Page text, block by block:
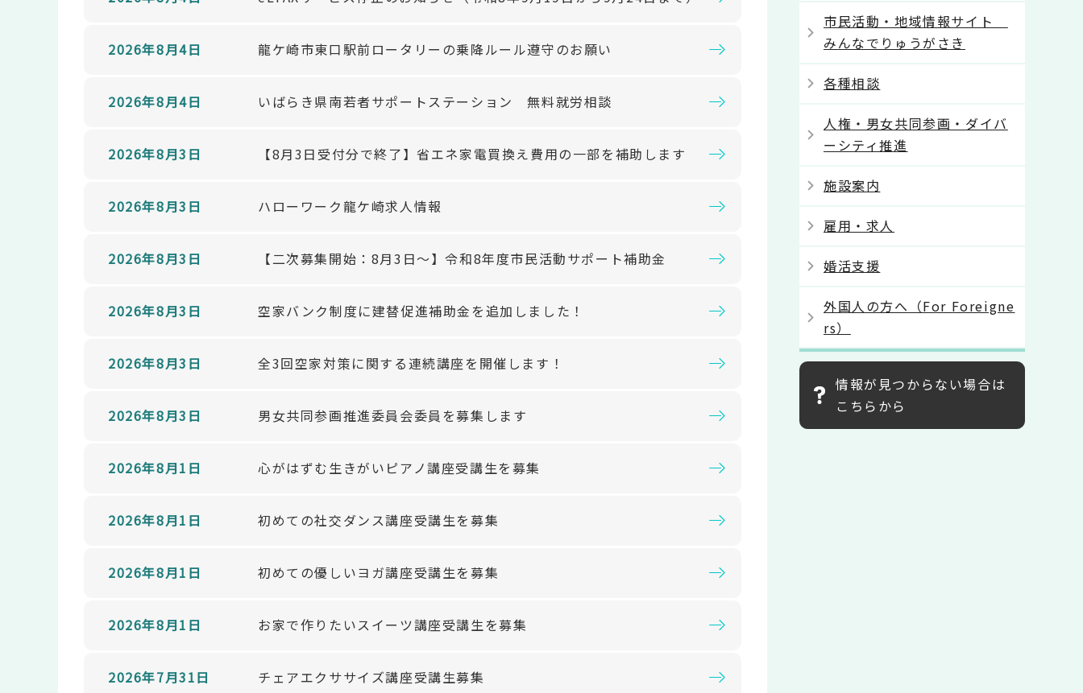
2026年8月4日 龍ケ崎市東口駅前ロータリーの乗降ルール遵守のお願い
2026年8月4日 いばらき県南若者サポートステーション 無料就労相談
2026年8月3日 【8月3日受付分で終了】省エネ家電買換え費用の一部を補助します
2026年8月3日 ハローワーク龍ケ崎求人情報
2026年8月3日 【二次募集開始：8月3日～】令和8年度市民活動サポート補助金
2026年8月3日 空家バンク制度に建替促進補助金を追加しました！
2026年8月3日 全3回空家対策に関する連続講座を開催します！
2026年8月3日 男女共同参画推進委員会委員を募集します
2026年8月1日 心がはずむ生きがいピアノ講座受講生を募集
2026年8月1日 初めての社交ダンス講座受講生を募集
2026年8月1日 初めての優しいヨガ講座受講生を募集
2026年8月1日 お家で作りたいスイーツ講座受講生を募集
2026年7月31日 チェアエクササイズ講座受講生募集
市民活動・地域情報サイト
みんなでりゅうがさき
各種相談
人権・男女共同参画・ダイバ
ーシティ推進
施設案内
雇用・求人
婚活支援
外国人の方へ（For Foreigne
rs）
情報が見つからない場合は
こちらから